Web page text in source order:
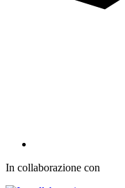
In collaborazione con